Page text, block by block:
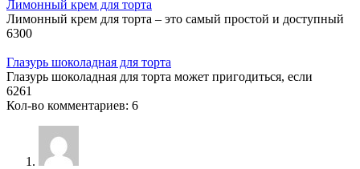
Лимонный крем для торта
Лимонный крем для торта – это самый простой и доступный
6300
Глазурь шоколадная для торта
Глазурь шоколадная для торта может пригодиться, если
6261
Кол-во комментариев: 6